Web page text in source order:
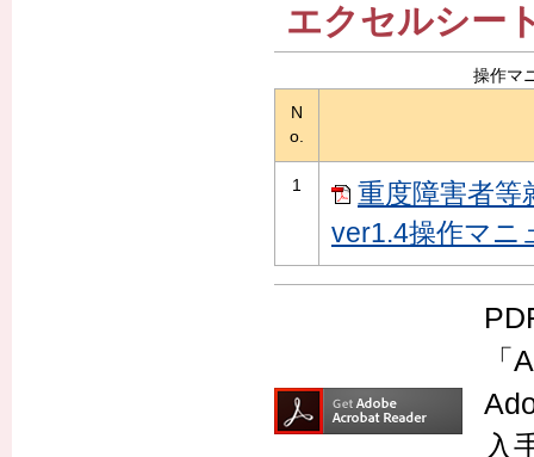
エクセルシー
操作マ
N
o.
1
重度障害者等
ver1.4操作マニ
入